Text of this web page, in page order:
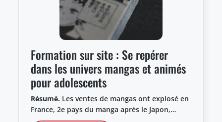
Formation sur site : Se repérer
dans les univers mangas et animés
pour adolescents
Résumé. Les ventes de mangas ont explosé en
France, 2e pays du manga après le Japon,…